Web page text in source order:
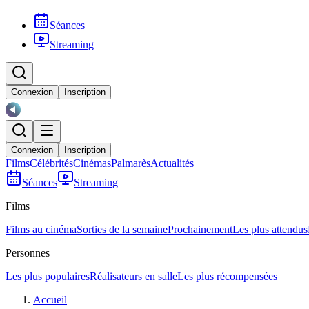
Séances
Streaming
Connexion Inscription
Connexion Inscription
FilmsCélébritésCinémasPalmarèsActualités
Séances
Streaming
Films
Films au cinémaSorties de la semaineProchainementLes plus attendus
Personnes
Les plus populairesRéalisateurs en salleLes plus récompensées
Accueil